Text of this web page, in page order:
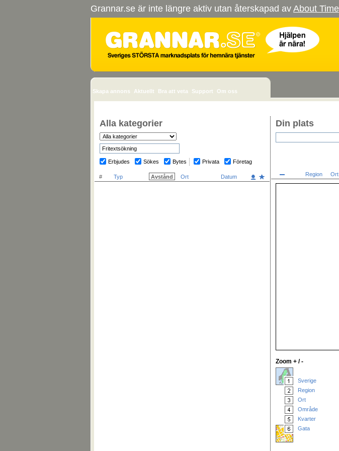
Grannar.se är inte längre aktiv utan återskapad av About Time
Skapa annons Aktuellt Bra att veta Support Om oss
Alla kategorier
Erbjudes Sökes Bytes Privata Företag
# Typ Avstånd Ort Datum
Din plats
Region Ort
Zoom + / -
Sverige
Region
Ort
Område
Kvarter
Gata